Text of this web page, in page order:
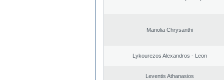
Manolia Chrysanthi
Lykourezos Alexandros - Leon
Leventis Athanasios